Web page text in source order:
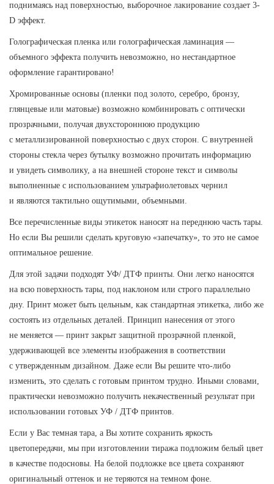
поднимаясь над поверхностью, выборочное лакирование создает 3-
D эффект.
Голографическая пленка или голографическая ламинация —
объемного эффекта получить невозможно, но нестандартное
оформление гарантировано!
Хромированные основы (пленки под золото, серебро, бронзу,
глянцевые или матовые) возможно комбинировать с оптически
прозрачными, получая двухстороннюю продукцию
с металлизированной поверхностью с двух сторон. С внутренней
стороны стекла через бутылку возможно прочитать информацию
и увидеть символику, а на внешней стороне текст и символы
выполненные с использованием ультрафиолетовых чернил
и являются тактильно ощутимыми, объемными.
Все перечисленные виды этикеток наносят на переднюю часть тары.
Но если Вы решили сделать круговую «запечатку», то это не самое
оптимальное решение.
Для этой задачи подходят УФ/ ДТФ принты. Они легко наносятся
на всю поверхность тары, под наклоном или строго параллельно
дну. Принт может быть цельным, как стандартная этикетка, либо же
состоять из отдельных деталей. Принцип нанесения от этого
не меняется — принт закрыт защитной прозрачной пленкой,
удерживающей все элементы изображения в соответствии
с утвержденным дизайном. Даже если Вы решите что-либо
изменить, это сделать с готовым принтом трудно. Иными словами,
практически невозможно получить некачественный результат при
использовании готовых УФ / ДТФ принтов.
Если у Вас темная тара, а Вы хотите сохранить яркость
цветопередачи, мы при изготовлении тиража подложим белый цвет
в качестве подосновы. На белой подложке все цвета сохраняют
оригинальный оттенок и не теряются на темном фоне.